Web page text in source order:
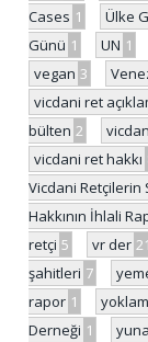
Cases 1 Ülke
Günü 1 UN 1
vegan 3
vicdani ret
bülten 2
vicdani ret hakkı
Vicdani Retçilerin
Hakkının İhlali
retçi 5 vr der 21
şahitleri 7
rapor 1
Derneği 1